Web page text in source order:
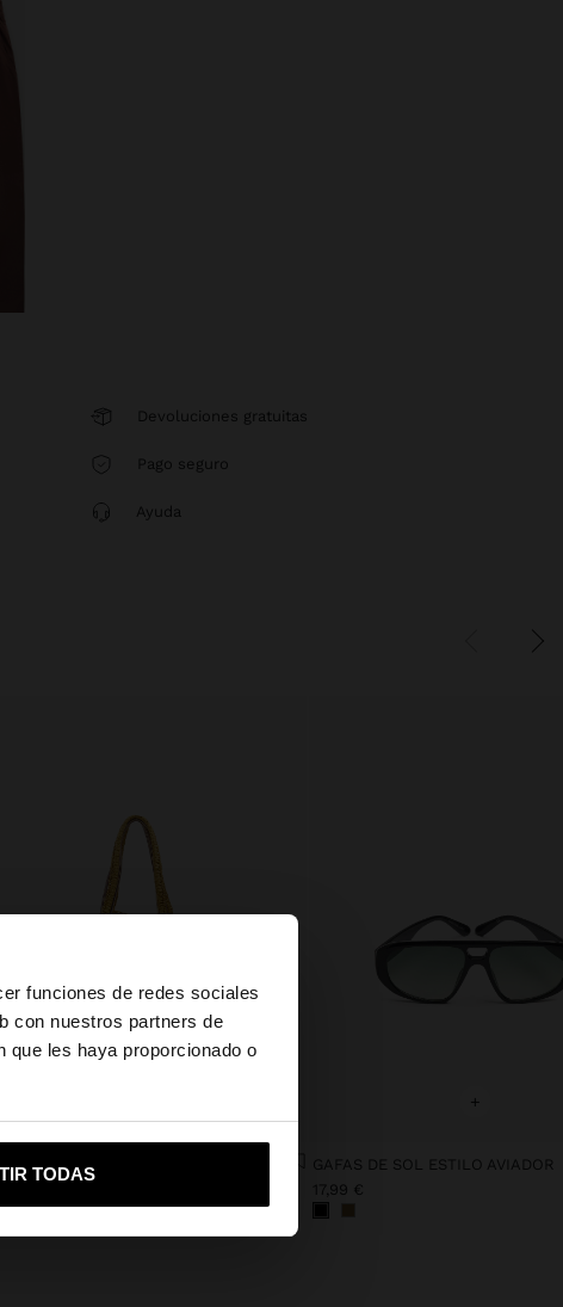
funciones de redes sociales
con nuestros partners de
que les haya proporcionado o
TODAS
×
a United States
Devoluciones gratuitas
Pago seguro
Ayuda
+
GAFAS DE SOL ESTILO AVIADOR
17,99 €